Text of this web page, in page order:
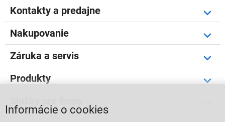
Kontakty a predajne
Nakupovanie
Záruka a servis
Produkty
Informácie o cookies